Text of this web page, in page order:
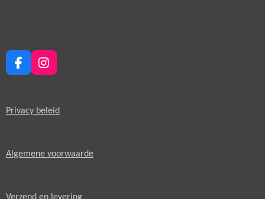
F
a
b
I
n
a
m
Privacy beleid
Algemene voorwaarde